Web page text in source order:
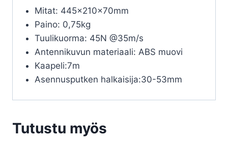
Mitat: 445×210×70mm
Paino: 0,75kg
Tuulikuorma: 45N @35m/s
Antennikuvun materiaali: ABS muovi
Kaapeli:7m
Asennusputken halkaisija:30-53mm
Tutustu myös